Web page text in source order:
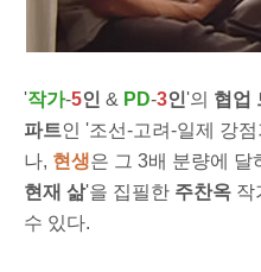
'작가-5인 & PD-3인'의 협업
파트인 '조선-고려-일제 강
나, 현생은 그 3배 분량에 달
현재 삶'을 집필한 주찬옥 작
수 있다.